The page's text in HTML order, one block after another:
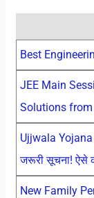
Best
JEE Main
Solutions from
Ujjwala Yojana
जरूरी सूचना! ऐसे
New Family